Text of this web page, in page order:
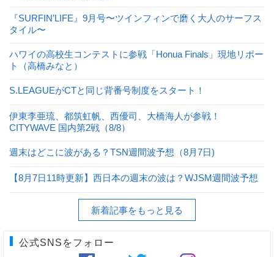
『SURFIN’LIFE』9月号〜ツインフィンで磨く大人のサーフス
タイル〜
ハワイの高校生コンテストに参戦「Honua Finals」現地リポー
ト（高橋みなと）
S.LEAGUEがCTと同じ背番号制度をスタート！
伊東李亜琉、都筑虹帆、西優司、大橋海人が参戦！
CITYWAVE 国内第2戦（8/8）
週末はどこに波がある？TSN週間波予想（8月7日)
【8月7日11時更新】西日本の週末の波は？WJSM週間波予想
新着記事をもっと見る
公式SNSをフォロー